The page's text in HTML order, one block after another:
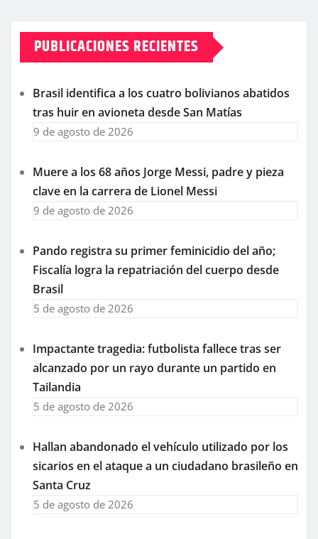
PUBLICACIONES RECIENTES
Brasil identifica a los cuatro bolivianos abatidos
tras huir en avioneta desde San Matías
9 de agosto de 2026
Muere a los 68 años Jorge Messi, padre y pieza
clave en la carrera de Lionel Messi
9 de agosto de 2026
Pando registra su primer feminicidio del año;
Fiscalía logra la repatriación del cuerpo desde
Brasil
5 de agosto de 2026
Impactante tragedia: futbolista fallece tras ser
alcanzado por un rayo durante un partido en
Tailandia
5 de agosto de 2026
Hallan abandonado el vehículo utilizado por los
sicarios en el ataque a un ciudadano brasileño en
Santa Cruz
5 de agosto de 2026